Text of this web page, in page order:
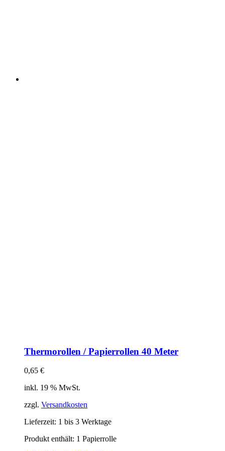
Thermorollen / Papierrollen 40 Meter
0,65 €
inkl. 19 % MwSt.
zzgl. Versandkosten
Lieferzeit: 1 bis 3 Werktage
Produkt enthält: 1 Papierrolle